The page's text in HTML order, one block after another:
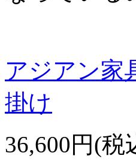
アジアン家
掛け
36,600円(税